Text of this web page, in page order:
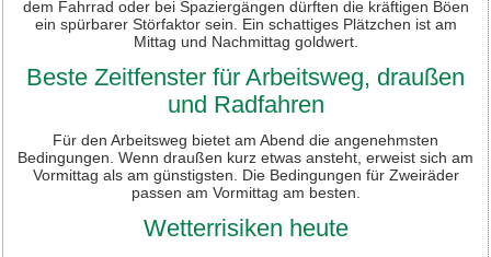
dem Fahrrad oder bei Spaziergängen dürften die kräftigen Böen
ein spürbarer Störfaktor sein. Ein schattiges Plätzchen ist am
Mittag und Nachmittag goldwert.
Beste Zeitfenster für Arbeitsweg, draußen
und Radfahren
Für den Arbeitsweg bietet am Abend die angenehmsten
Bedingungen. Wenn draußen kurz etwas ansteht, erweist sich am
Vormittag als am günstigsten. Die Bedingungen für Zweiräder
passen am Vormittag am besten.
Wetterrisiken heute